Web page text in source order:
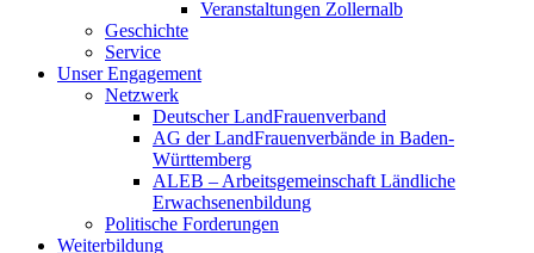
Veranstaltungen Zollernalb
Geschichte
Service
Unser Engagement
Netzwerk
Deutscher LandFrauenverband
AG der LandFrauenverbände in Baden-
Württemberg
ALEB – Arbeitsgemeinschaft Ländliche
Erwachsenenbildung
Politische Forderungen
Weiterbildung